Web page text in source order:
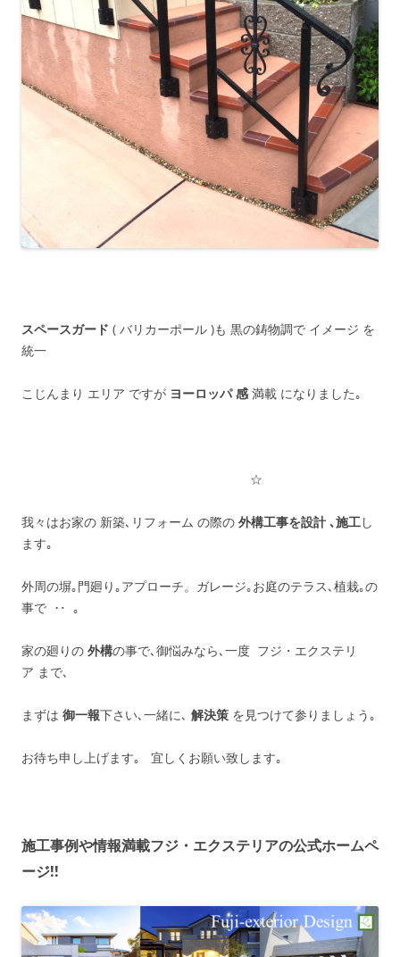
スペースガード ( バリカーポール )も 黒の鋳物調で イメージ を
統一
こじんまり エリア ですが ヨーロッパ 感 満載 になりました｡
☆
我々はお家の 新築､リフォーム の際の 外構工事を設計 ､施工し
ます｡
外周の塀｡門廻り｡アプローチ。ガレージ｡お庭のテラス､植栽｡の
事で ‥ ｡
家の廻りの 外構の事で､御悩みなら､一度 フジ・エクステリ
ア まで､
まずは 御一報下さい､一緒に､ 解決策 を見つけて参りましょう｡
お待ち申し上げます｡ 宜しくお願い致します｡
施工事例や情報満載フジ・エクステリアの公式ホームペ
ージ!!